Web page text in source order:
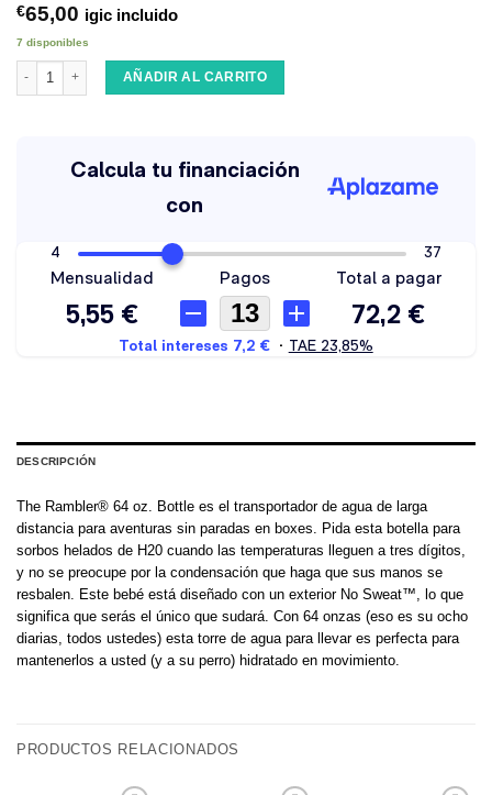
€65,00 igic incluido
7 disponibles
Yeti Rambler Bottle 64oz Chug Cap White cantidad
AÑADIR AL CARRITO
DESCRIPCIÓN
The Rambler® 64 oz. Bottle es el transportador de agua de larga
distancia para aventuras sin paradas en boxes. Pida esta botella para
sorbos helados de H20 cuando las temperaturas lleguen a tres dígitos,
y no se preocupe por la condensación que haga que sus manos se
resbalen. Este bebé está diseñado con un exterior No Sweat™, lo que
significa que serás el único que sudará. Con 64 onzas (eso es su ocho
diarias, todos ustedes) esta torre de agua para llevar es perfecta para
mantenerlos a usted (y a su perro) hidratado en movimiento.
PRODUCTOS RELACIONADOS